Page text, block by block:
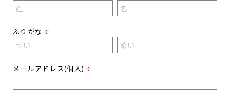
ふりがな ※
メールアドレス(個人) ※